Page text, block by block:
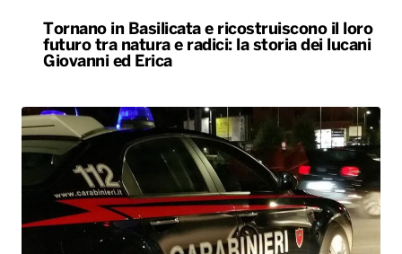
Tornano in Basilicata e ricostruiscono il loro
futuro tra natura e radici: la storia dei lucani
Giovanni ed Erica